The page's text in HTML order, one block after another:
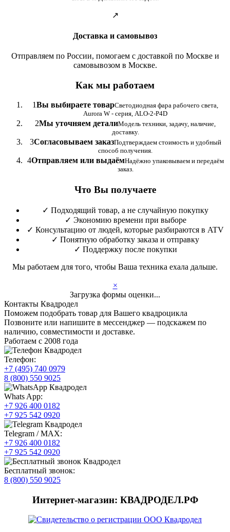
↗
Доставка и самовывоз
Отправляем по России, помогаем с доставкой по Москве и
самовывозом в Москве.
Как мы работаем
1Вы выбираете товарСветодиодная фара рабочего света,
Aurora W - серия, ALO-2-P4D
2Мы уточняем деталиМодель техники, задачу, наличие,
доставку.
3Согласовываем заказПодтверждаем стоимость и удобный
способ получения.
4Отправляем или выдаёмНадёжно упаковываем и передаём
заказ.
Что Вы получаете
✓ Подходящий товар, а не случайную покупку
✓ Экономию времени при выборе
✓ Консультацию от людей, которые разбираются в ATV
✓ Понятную обработку заказа и отправку
✓ Поддержку после покупки
Мы работаем для того, чтобы Ваша техника ехала дальше.
×
Загрузка формы оценки...
Контакты Квадродел
Поможем подобрать товар для Вашего квадроцикла
Позвоните или напишите в мессенджер — подскажем по
наличию, совместимости и доставке.
Работаем с 2008 года
Телефон:
+7 (495) 740 0979
8 (800) 550 9025
Whats App:
+7 926 400 0182
+7 925 542 0920
Telegram / MAX:
+7 926 400 0182
+7 925 542 0920
Бесплатный звонок:
8 (800) 550 9025
Интернет-магазин: КВАДРОДЕЛ.РФ